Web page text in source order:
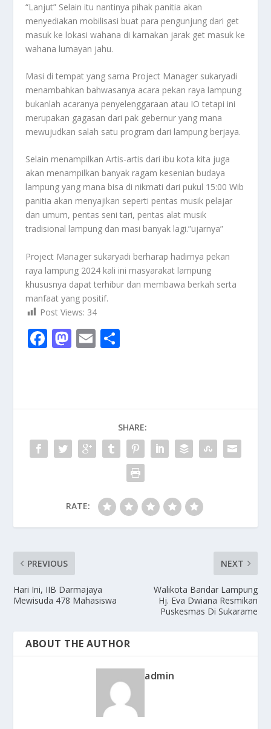
“Lanjut” Selain itu nantinya pihak panitia akan
menyediakan mobilisasi buat para pengunjung dari get
masuk ke lokasi wahana di karnakan jarak get masuk ke
wahana lumayan jahu.
Masi di tempat yang sama Project Manager sukaryadi
menambahkan bahwasanya acara pekan raya lampung
bukanlah acaranya penyelenggaraan atau IO tetapi ini
merupakan gagasan dari pak gebernur yang mana
mewujudkan salah satu program dari lampung berjaya.
Selain menampilkan Artis-artis dari ibu kota kita juga
akan menampilkan banyak ragam kesenian budaya
lampung yang mana bisa di nikmati dari pukul 15:00 Wib
panitia akan menyajikan seperti pentas musik pelajar
dan umum, pentas seni tari, pentas alat musik
tradisional lampung dan masi banyak lagi.”ujarnya”
Project Manager sukaryadi berharap hadirnya pekan
raya lampung 2024 kali ini masyarakat lampung
khususnya dapat terhibur dan membawa berkah serta
manfaat yang positif.
Post Views: 34
F
o
o
k
M
o
n
E
SHARE:
RATE:
PREVIOUS
Hari Ini, IIB Darmajaya
Mewisuda 478 Mahasiswa
NEXT
Walikota Bandar Lampung
Hj. Eva Dwiana Resmikan
Puskesmas Di Sukarame
ABOUT THE AUTHOR
admin